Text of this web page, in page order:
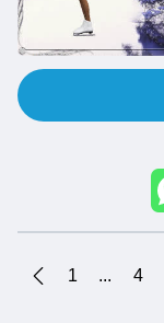
1 ... 4